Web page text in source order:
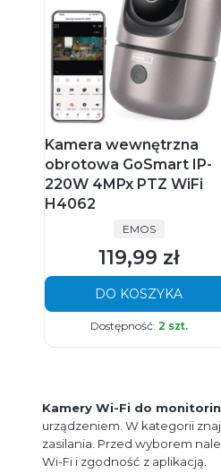
Kamera wewnętrzna
obrotowa GoSmart IP-
220W 4MPx PTZ WiFi
H4062
PRODUCENT
EMOS
Cena
119,99 zł
DO KOSZYKA
Dostępność: 2 szt.
Kamery Wi-Fi do
urządzeniem. W kategorii
zasilania. Przed wyborem
Wi-Fi i zgodność z aplikacją.